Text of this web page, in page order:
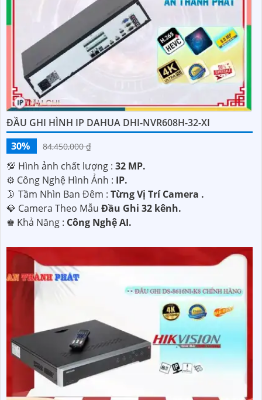
ĐẦU GHI HÌNH IP DAHUA DHI-NVR608H-32-XI
30%
84,450,000 ₫
💯 Hình ảnh chất lượng : 32 MP.
⚙ Công Nghệ Hình Ảnh : IP.
🌛 Tầm Nhìn Ban Đêm : Từng Vị Trí Camera .
💎 Camera Theo Mẫu Đầu Ghi 32 kênh.
️♚ Khả Năng : Công Nghệ AI.